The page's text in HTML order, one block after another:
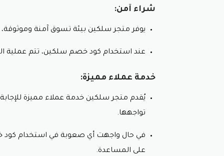
شراء آمن:
يوفر متجر سلكين بيئة تسوق آمنة وموثوقة،
عند استخدام كود خصم سلكين، تتم عملية
خدمة عملاء مميزة:
يُقدم متجر سلكين خدمة عملاء مميزة
تواجهها.
في حال واجهت أي صعوبة في استخدام
على المساعدة.